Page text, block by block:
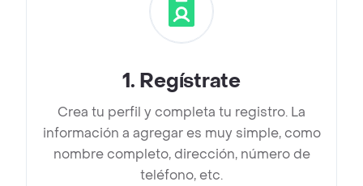
1. Regístrate
Crea tu perfil y completa tu registro. La
información a agregar es muy simple, como
nombre completo, dirección, número de
teléfono, etc.